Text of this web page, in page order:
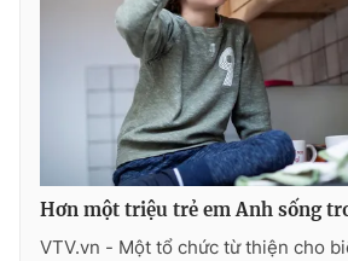
® Cấm sao chép dưới mọi hình thức nếu
thuận bằng văn bản. Ghi rõ nguồn
thông tin từ website này.
Hơn một triệu trẻ em Anh sống
VTV.vn - Một tổ chức từ thiện cho